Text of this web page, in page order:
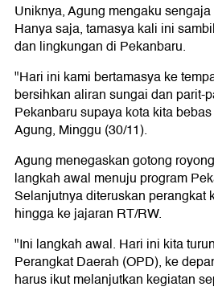
Uniknya, Agung mengaku
Hanya saja, tamasya kali ini
dan lingkungan di Pekanbaru.
"Hari ini kami bertamasya ke
bersihkan aliran sungai dan parit-
Pekanbaru supaya kota kita
Agung, Minggu (30/11).
Agung menegaskan gotong
langkah awal menuju program
Selanjutnya diteruskan perangkat
hingga ke jajaran RT/RW.
"Ini langkah awal. Hari ini kita
Perangkat Daerah (OPD), ke
harus ikut melanjutkan kegiatan